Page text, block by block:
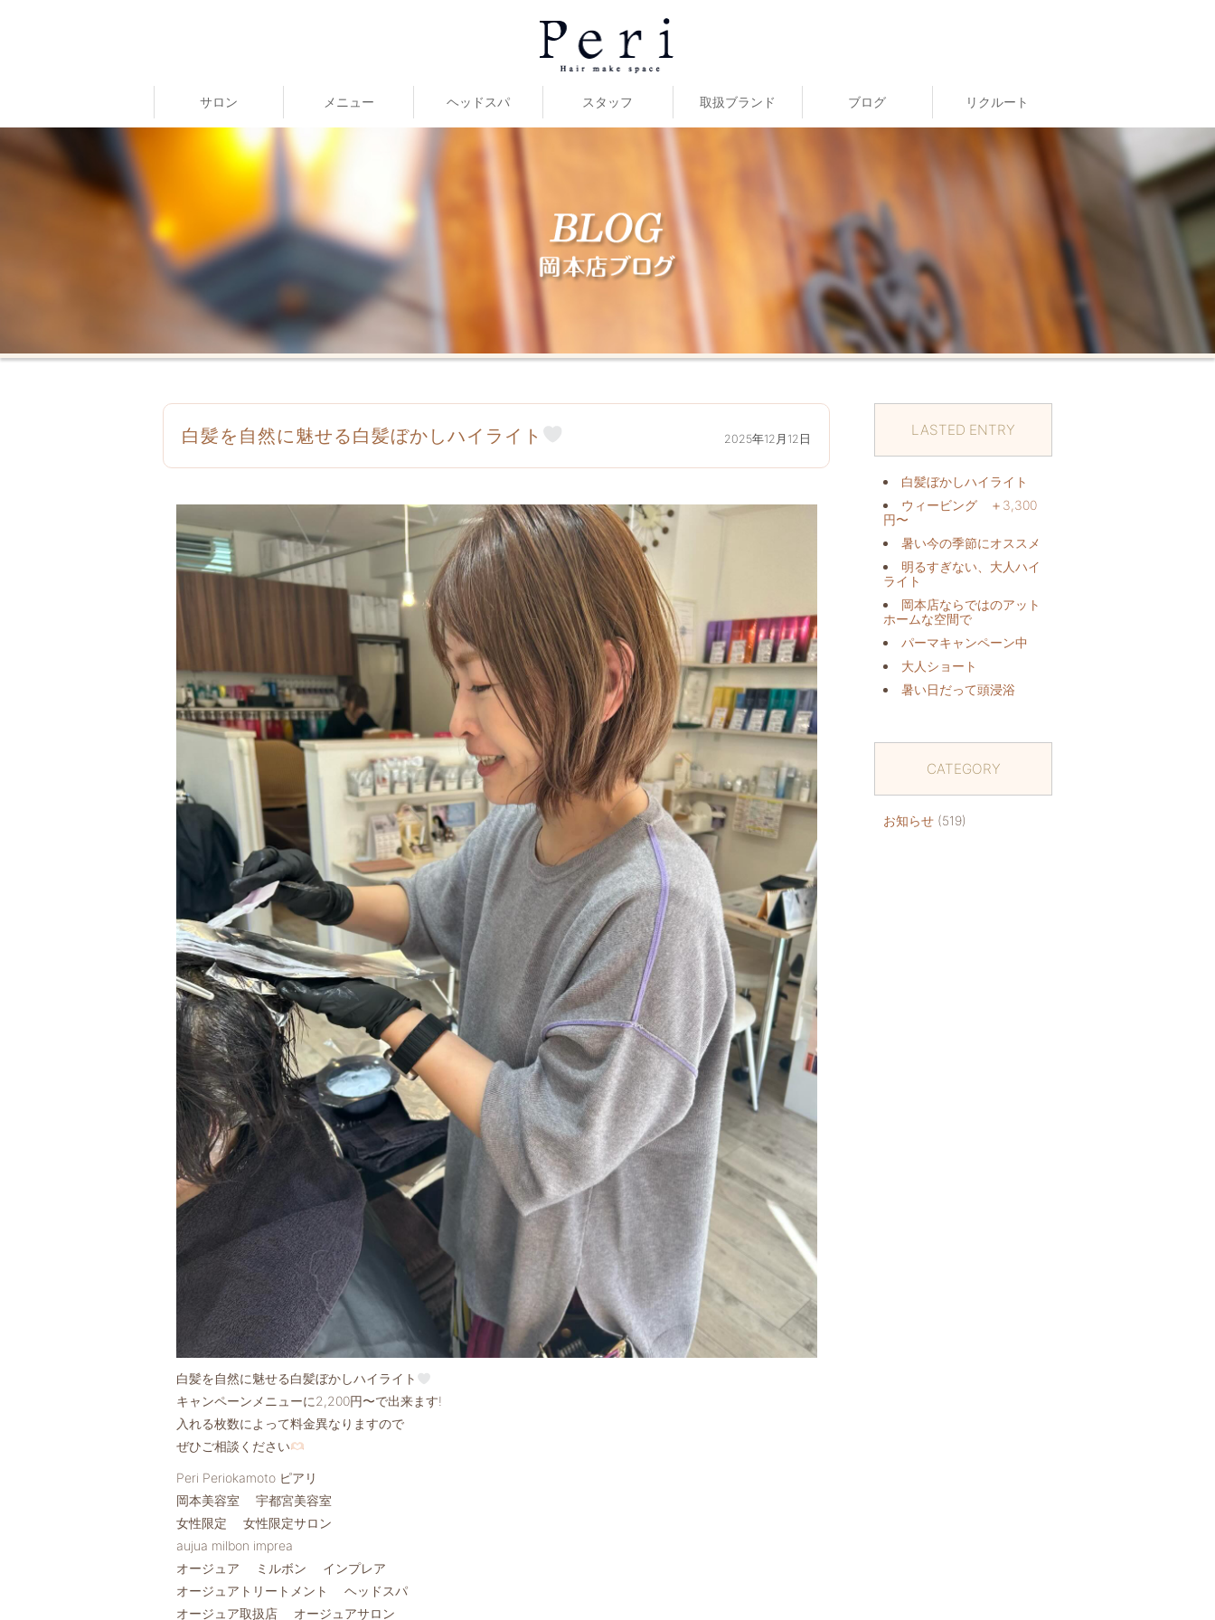
サロン メニュー ヘッドスパ スタッフ 取扱ブランド ブログ リクルート
白髪を自然に魅せる白髪ぼかしハイライト 2025年12月12日
白髪を自然に魅せる白髪ぼかしハイライト
キャンペーンメニューに2,200円〜で出来ます!
入れる枚数によって料金異なりますので
ぜひご相談ください
Peri Periokamoto ピアリ
岡本美容室 宇都宮美容室
女性限定 女性限定サロン
aujua milbon imprea
オージュア ミルボン インプレア
オージュアトリートメント ヘッドスパ
オージュア取扱店 オージュアサロン
LASTED ENTRY
白髪ぼかしハイライト
ウィービング ＋3,300
円〜
暑い今の季節にオススメ️
明るすぎない、大人ハイ
ライト
岡本店ならではのアット
ホームな空間で
パーマキャンペーン中️
大人ショート
暑い日だって頭浸浴️
CATEGORY
お知らせ (519)